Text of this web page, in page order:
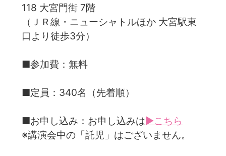
118 大宮門街 7階
（ＪＲ線・ニューシャトルほか 大宮駅東
口より徒歩3分）
■参加費：無料
■定員：340名（先着順）
■お申し込み：お申し込みは▶こちら
※講演会中の「託児」はございません。